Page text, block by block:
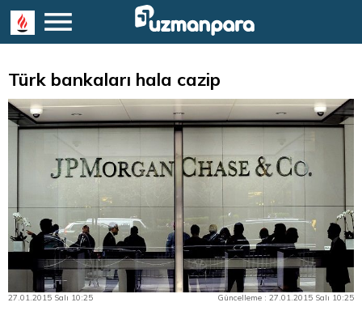
Türk bankaları hala cazip
27.01.2015 Salı 10:25 Güncelleme : 27.01.2015 Salı 10:25